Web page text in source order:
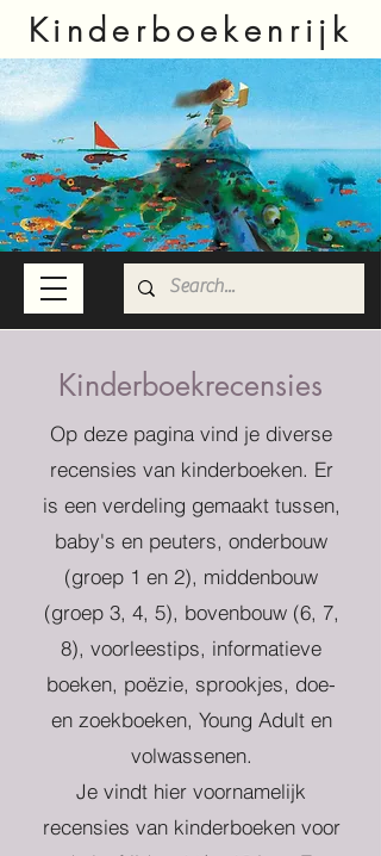
Kinderboekenrijk
Kinderboekrecensies
Op deze pagina vind je diverse
recensies van kinderboeken. Er
is een verdeling gemaakt tussen,
baby's en peuters, onderbouw
(groep 1 en 2), middenbouw
(groep 3, 4, 5), bovenbouw (6, 7,
8), voorleestips, informatieve
boeken, poëzie, sprookjes, doe-
en zoekboeken, Young Adult en
volwassenen.
Je vindt hier voornamelijk
recensies van kinderboeken voor